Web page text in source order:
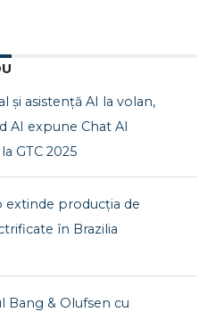
și asistență AI la volan,
AI expune Chat AI
GTC 2025
extinde producția de
în Brazilia
Bang & Olufsen cu